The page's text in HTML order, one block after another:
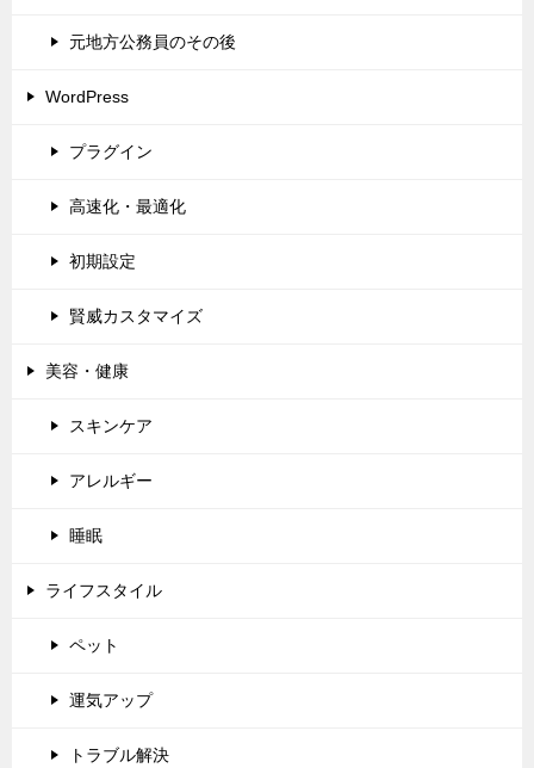
元地方公務員のその後
WordPress
プラグイン
高速化・最適化
初期設定
賢威カスタマイズ
美容・健康
スキンケア
アレルギー
睡眠
ライフスタイル
ペット
運気アップ
トラブル解決